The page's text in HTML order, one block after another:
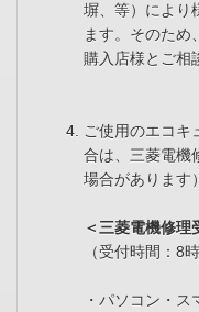
塀、等）により
ます。そのため
購入店様とご相
ご使用のエコキ
合は、三菱電機
場合があります
＜三菱電機修理
（受付時間：8
・パソコン・ス